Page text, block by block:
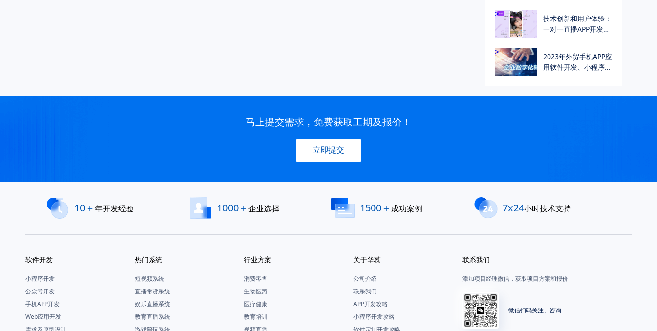
>
技术创新和用户体验：
一对一直播APP开发公
>
2023年外贸手机APP应
用软件开发、小程序开
马上提交需求，免费获取工期及报价！
立即提交
10＋年开发经验 1000＋企业选择 1500＋ 成功案例 7x24小时技术支持
软件开发
小程序开发
公众号开发
手机APP开发
Web应用开发
需求及原型设计
热门系统
短视频系统
直播带货系统
娱乐直播系统
教育直播系统
游戏陪玩系统
行业方案
消费零售
生物医药
医疗健康
教育培训
视频直播
关于华慕
公司介绍
联系我们
APP开发攻略
小程序开发攻略
软件定制开发攻略
联系我们
添加项目经理微信，获取项目方案和报价
微信扫码关注、咨询